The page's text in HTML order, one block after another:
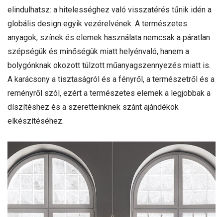
elindulhatsz: a hitelességhez való visszatérés tűnik idén a
globális design egyik vezérelvének. A természetes
anyagok, színek és elemek használata nemcsak a páratlan
szépségük és minőségük miatt helyénvaló, hanem a
bolygónknak okozott túlzott műanyagszennyezés miatt is.
A karácsony a tisztaságról és a fényről, a természetről és a
reményről szól, ezért a természetes elemek a legjobbak a
díszítéshez és a szeretteinknek szánt ajándékok
elkészítéséhez.